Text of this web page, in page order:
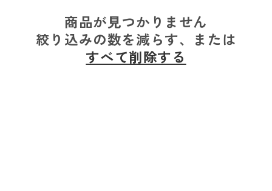
商品が見つかりません
絞り込みの数を減らす、または
すべて削除する